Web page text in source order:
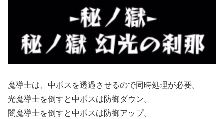
魔導士は、中ボスを透過させるので同時処理が必要。
光魔導士を倒すと中ボスは防御ダウン。
闇魔導士を倒すと中ボスは防御アップ。